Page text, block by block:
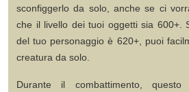
sconfiggerlo da solo, anche se ci
che il livello dei tuoi oggetti sia 600+.
del tuo personaggio è 620+, puoi
creatura da solo.
Durante il combattimento,